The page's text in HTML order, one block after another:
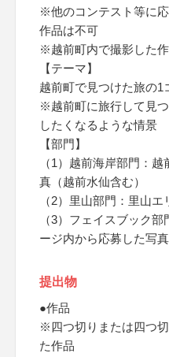
※他のコンテスト等に
作品は不可
※越前町内で撮影した
【テーマ】
越前町で見つけた旅の1
※越前町に旅行して見
したくなるような情景
【部門】
（1）越前海岸部門：
真（越前水仙含む）
（2）里山部門：里山
（3）フェイスブック
ージ内から応募した写真
提出物
●作品
※四つ切りまたは四つ
た作品